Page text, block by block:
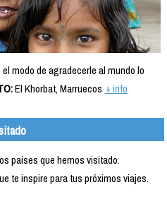
modo de agradecerle al mundo lo
El Khorbat, Marruecos + info
países que hemos visitado.
te inspire para tus próximos viajes.